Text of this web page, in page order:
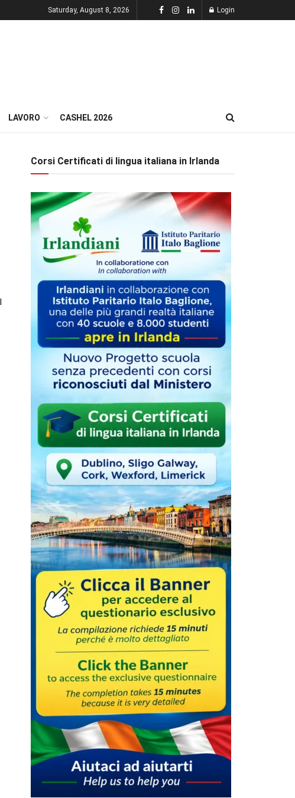
Saturday, August 8, 2026 Login
LAVORO CASHEL 2026
Corsi Certificati di lingua italiana in Irlanda